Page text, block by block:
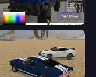
Car Inspector: Truck